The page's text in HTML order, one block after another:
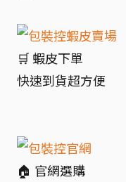
🛒 蝦皮下單
快速到貨超方便
🏠 官網選購